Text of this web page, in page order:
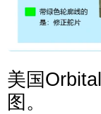
美国
图。